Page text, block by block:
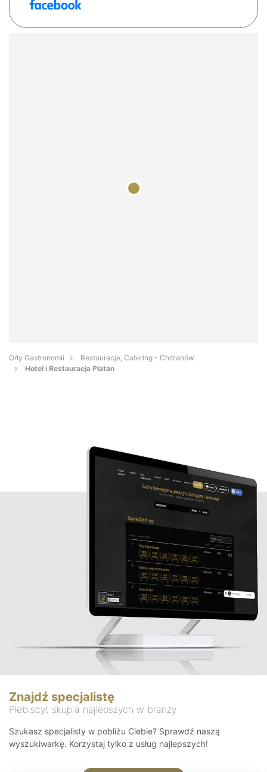
Orły Gastronomii
Restauracje, Catering - Chrzanów
Hotel i Restauracja Platan
Znajdź specjalistę
Plebiscyt skupia najlepszych w branży
Szukasz specjalisty w pobliżu Ciebie? Sprawdź naszą
wyszukiwarkę. Korzystaj tylko z usług najlepszych!